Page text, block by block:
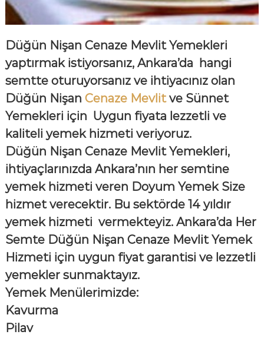
Düğün Nişan Cenaze Mevlit Yemekleri
yaptırmak istiyorsanız, Ankara’da hangi
semtte oturuyorsanız ve ihtiyacınız olan
Düğün Nişan Cenaze Mevlitve Sünnet
Yemekleri için Uygun fiyata lezzetli ve
kaliteli yemek hizmeti veriyoruz.
Düğün Nişan Cenaze Mevlit Yemekleri,
ihtiyaçlarınızda Ankara’nın her semtine
yemek hizmeti veren Doyum Yemek Size
hizmet verecektir. Bu sektörde 14 yıldır
yemek hizmeti vermekteyiz. Ankara’da Her
Semte Düğün Nişan Cenaze Mevlit Yemek
Hizmeti için uygun fiyat garantisi ve lezzetli
yemekler sunmaktayız.
Yemek Menülerimizde:
Kavurma
Pilav